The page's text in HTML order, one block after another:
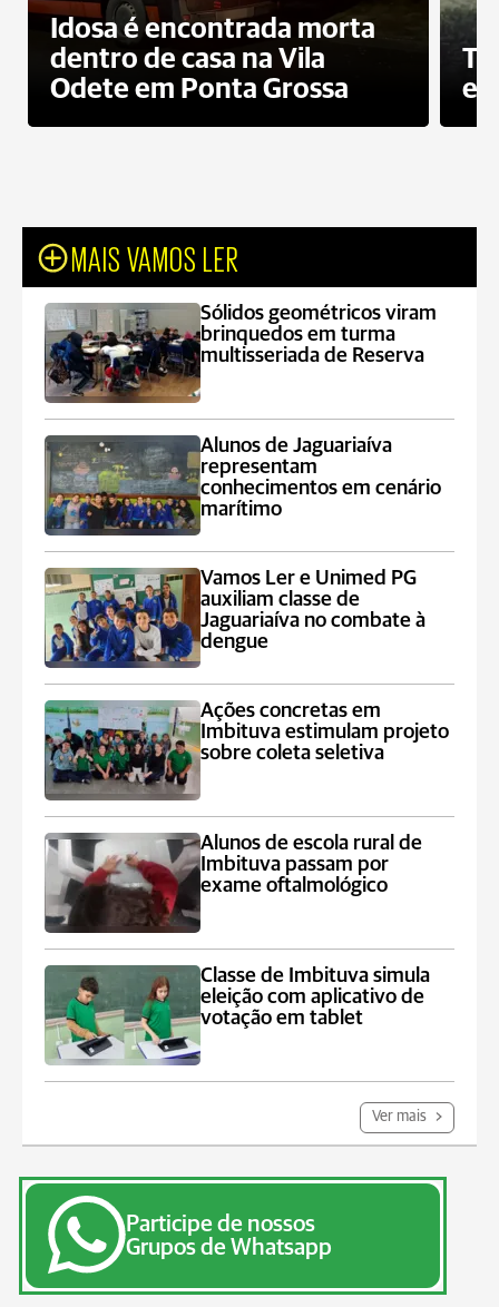
Idosa é encontrada morta
dentro de casa na Vila
Odete em Ponta Grossa
e
MAIS VAMOS LER
Sólidos geométricos viram
brinquedos em turma
multisseriada de Reserva
Alunos de Jaguariaíva
representam
conhecimentos em cenário
marítimo
Vamos Ler e Unimed PG
auxiliam classe de
Jaguariaíva no combate à
dengue
Ações concretas em
Imbituva estimulam projeto
sobre coleta seletiva
Alunos de escola rural de
Imbituva passam por
exame oftalmológico
Classe de Imbituva simula
eleição com aplicativo de
votação em tablet
Ver mais
Participe de nossos
Grupos de Whatsapp